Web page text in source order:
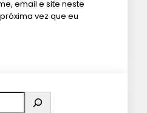
email e site neste
vez que eu